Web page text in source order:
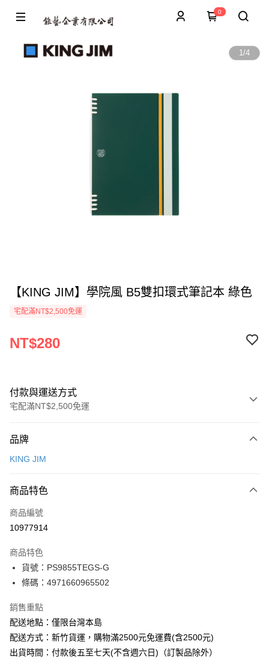
0
1/4
【KING JIM】學院風 B5雙扣環式筆記本 綠色
宅配滿NT$2,500免運
NT$280
付款與運送方式
宅配滿NT$2,500免運
信用卡一次付款
街口支付
悠遊付
運送方式
下單前請先詢問庫存
每筆NT$130，滿NT$2,500(含以上)免運費
品牌
KING JIM
商品特色
商品編號
10977914
商品特色
貨號：PS9855TEGS-G
條碼：4971660965502
銷售重點
配送地點：僅限台灣本島
配送方式：新竹貨運，購物滿2500元免運費(含2500元)
出貨時間：付款後五至七天(不含週六日)（訂製品除外）